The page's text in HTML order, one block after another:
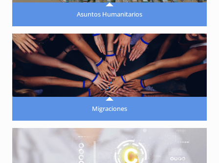
Asuntos Humanitarios
Migraciones